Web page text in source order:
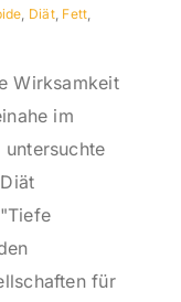
, Diät, Fett,
Wirksamkeit
im
für